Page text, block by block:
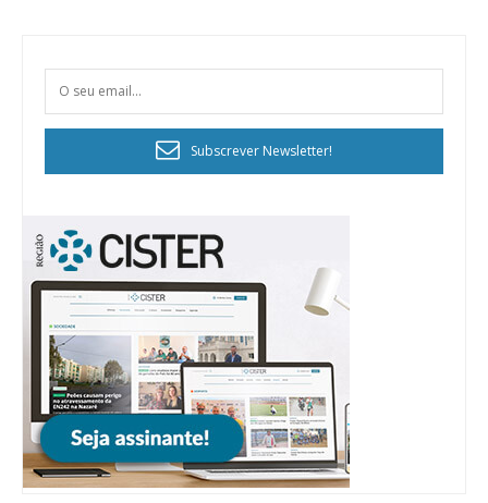
Subscrever Newsletter!